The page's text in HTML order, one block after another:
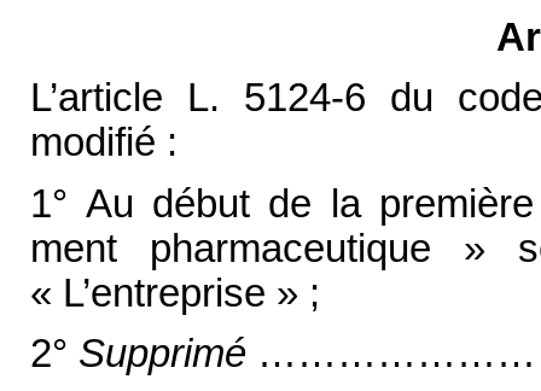
L’article L. 5124-6 du
modifié :
1° Au début de la
ment pharmaceutique »
« L’entreprise » ;
2° Supprimé